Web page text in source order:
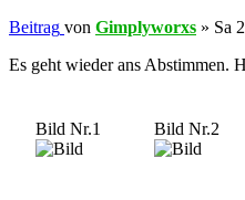
Beitrag von Gimplyworxs » Sa
Es geht wieder ans Abstimmen.
Bild Nr.1 Bild Nr.2